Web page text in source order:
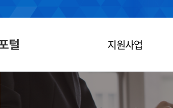
지원사업